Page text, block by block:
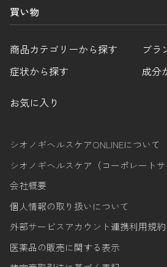
買い物
商品カテゴリーから探す
ブラ
症状から探す
成分
お気に入り
シオノギヘルスケアONLINEについて
シオノギヘルスケア（コーポレートサ
会社概要
個人情報の取り扱いについて
外部サービスアカウント連携利用規約
医薬品の販売に関する表示